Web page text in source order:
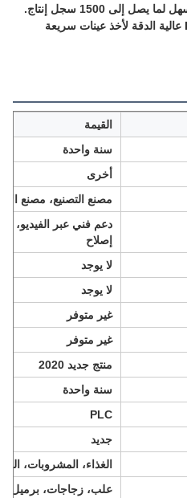
إلى 1500 سجل إنتاج.
7. مجهزة بخلية تحميل رقمية HBM عالية الدقة لأخذ عينات سريعة
القيمة
سنة واحدة
أخرى
مصنع التصنيع، مصنع
دعم فني عبر الفيديو،
إصلاح
لا يوجد
لا يوجد
غير متوفر
غير متوفر
منتج جديد 2020
سنة واحدة
PLC
جديد
الغذاء، المشروبات،
علب، زجاجات، برميل،